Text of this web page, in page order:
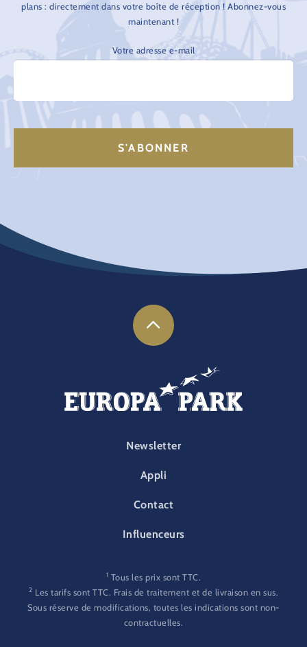
plans : directement dans votre boîte de réception ! Abonnez-vous
maintenant !
Votre adresse e-mail
FOOTER-PARK
Newsletter
Appli
Contact
Influenceurs
1 Tous les prix sont TTC.
2 Les tarifs sont TTC. Frais de traitement et de livraison en sus.
Sous réserve de modifications, toutes les indications sont non-
contractuelles.